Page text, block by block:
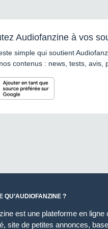
Audiofanzine à vos
simple qui soutient
contenus : news, tests, avis,
QU’AUDIOFANZINE ?
est une plateforme en ligne
site de petites annonces,